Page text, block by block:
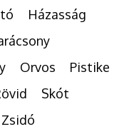
Házasság
Orvos
Pistike
Skót
Zsidó